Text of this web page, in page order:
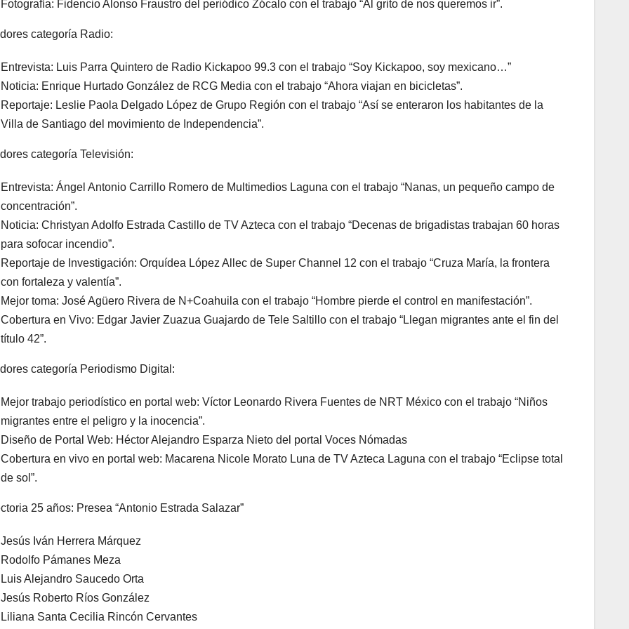
Fotografía: Fidencio Alonso Fraustro del periódico Zócalo con el trabajo “Al grito de nos queremos ir”.
categoría Radio:
Entrevista: Luis Parra Quintero de Radio Kickapoo 99.3 con el trabajo “Soy Kickapoo, soy mexicano…”
Noticia: Enrique Hurtado González de RCG Media con el trabajo “Ahora viajan en bicicletas”.
Reportaje: Leslie Paola Delgado López de Grupo Región con el trabajo “Así se enteraron los habitantes de la
Villa de Santiago del movimiento de Independencia”.
categoría Televisión:
Entrevista: Ángel Antonio Carrillo Romero de Multimedios Laguna con el trabajo “Nanas, un pequeño campo de
concentración”.
Noticia: Christyan Adolfo Estrada Castillo de TV Azteca con el trabajo “Decenas de brigadistas trabajan 60 horas
para sofocar incendio”.
Reportaje de Investigación: Orquídea López Allec de Super Channel 12 con el trabajo “Cruza María, la frontera
con fortaleza y valentía”.
Mejor toma: José Agüero Rivera de N+Coahuila con el trabajo “Hombre pierde el control en manifestación”.
Cobertura en Vivo: Edgar Javier Zuazua Guajardo de Tele Saltillo con el trabajo “Llegan migrantes ante el fin del
título 42”.
categoría Periodismo Digital:
Mejor trabajo periodístico en portal web: Víctor Leonardo Rivera Fuentes de NRT México con el trabajo “Niños
migrantes entre el peligro y la inocencia”.
Diseño de Portal Web: Héctor Alejandro Esparza Nieto del portal Voces Nómadas
Cobertura en vivo en portal web: Macarena Nicole Morato Luna de TV Azteca Laguna con el trabajo “Eclipse total
de sol”.
25 años: Presea “Antonio Estrada Salazar”
Jesús Iván Herrera Márquez
Rodolfo Pámanes Meza
Luis Alejandro Saucedo Orta
Jesús Roberto Ríos González
Liliana Santa Cecilia Rincón Cervantes